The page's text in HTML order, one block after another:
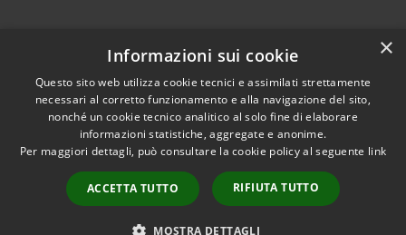
RSS
Accessibility
Cookie
Sitemap
Dichiarazione di
Comune convenzionato
Astigov
Progetto|Convenzione|
Adesioni
•Accesso redazione
×
Informazioni sui cookie
Questo sito web utilizza cookie tecnici e assimilati strettamente
necessari al corretto funzionamento e alla navigazione del sito,
nonché un cookie tecnico analitico al solo fine di elaborare
informazioni statistiche, aggregate e anonime.
Per maggiori dettagli, può consultare la cookie policy al seguente link
ACCETTA TUTTO RIFIUTA TUTTO
MOSTRA DETTAGLI